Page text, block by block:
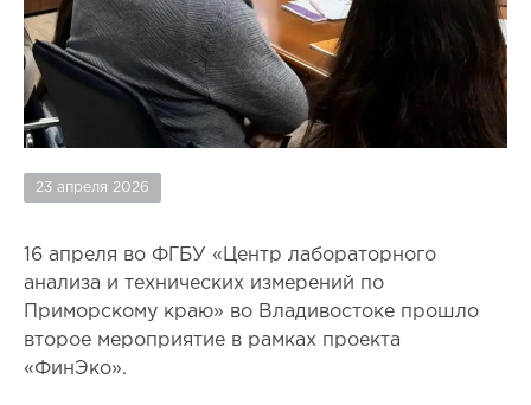
23 апреля 2026
16 апреля во ФГБУ «Центр лабораторного
анализа и технических измерений по
Приморскому краю» во Владивостоке прошло
второе мероприятие в рамках проекта
«ФинЭко».